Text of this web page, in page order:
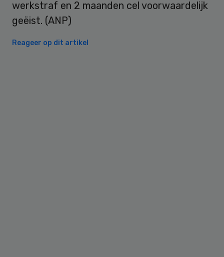
werkstraf en 2 maanden cel voorwaardelijk
geëist. (ANP)
Reageer op dit artikel